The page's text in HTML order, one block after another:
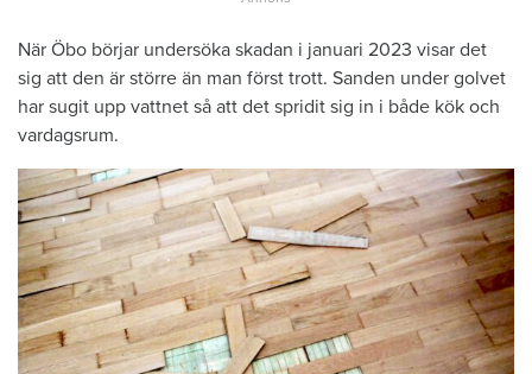
När Öbo börjar undersöka skadan i januari 2023 visar det
sig att den är större än man först trott. Sanden under golvet
har sugit upp vattnet så att det spridit sig in i både kök och
vardagsrum.